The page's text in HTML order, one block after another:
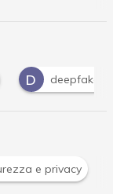
I Intelligenza
news in tempo